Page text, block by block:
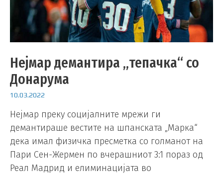
Нејмар демантира „тепачка“ со
Донарума
10.03.2022
Нејмар преку социјалните мрежи ги
демантираше вестите на шпанската „Марка“
дека имал физичка пресметка со голманот на
Пари Сен-Жермен по вчерашниот 3:1 пораз од
Реал Мадрид и елиминацијата во